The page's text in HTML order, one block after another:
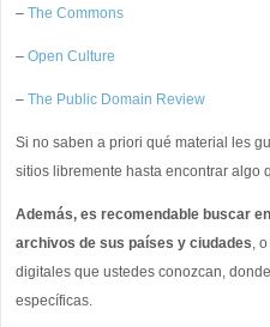
– The Commons
– Open Culture
– The Public Domain Review
Si no saben a priori qué material les
sitios libremente hasta encontrar algo
Además, es recomendable buscar
archivos de sus países y ciudades,
digitales que ustedes conozcan,
específicas.